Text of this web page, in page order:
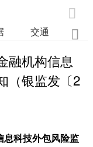

交通 
融机构信息
（银监发〔2
息科技外包风险监